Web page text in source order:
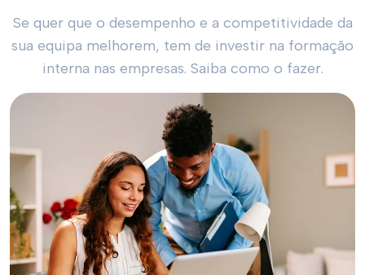
Se quer que o desempenho e a competitividade da
sua equipa melhorem, tem de investir na formação
interna nas empresas. Saiba como o fazer.